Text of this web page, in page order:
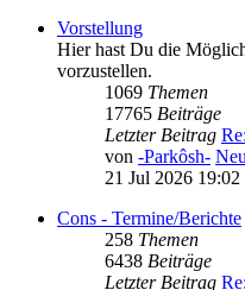
Vorstellung
Hier hast Du die
vorzustellen.
1069 Themen
17765 Beiträge
Letzter Beitrag
von -Parkôsh-
21 Jul 2026 19:02
Cons - Termine/Berichte
258 Themen
6438 Beiträge
Letzter Beitrag